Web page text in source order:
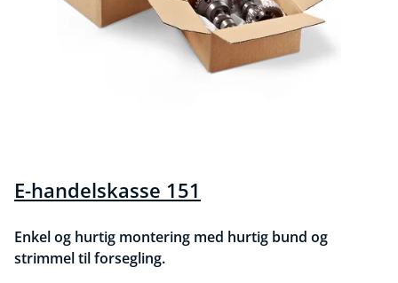
E-handelskasse 151
Enkel og hurtig montering med hurtig bund og
strimmel til forsegling.